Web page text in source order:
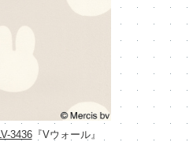
LV-3436『Vウォール』